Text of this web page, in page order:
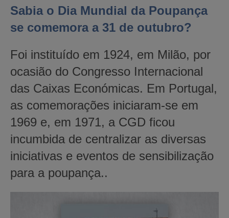
Sabia o Dia Mundial da Poupança
se comemora a 31 de outubro?
Foi instituído em 1924, em Milão, por
ocasião do Congresso Internacional
das Caixas Económicas. Em Portugal,
as comemorações iniciaram-se em
1969 e, em 1971, a CGD ficou
incumbida de centralizar as diversas
iniciativas e eventos de sensibilização
para a poupança..